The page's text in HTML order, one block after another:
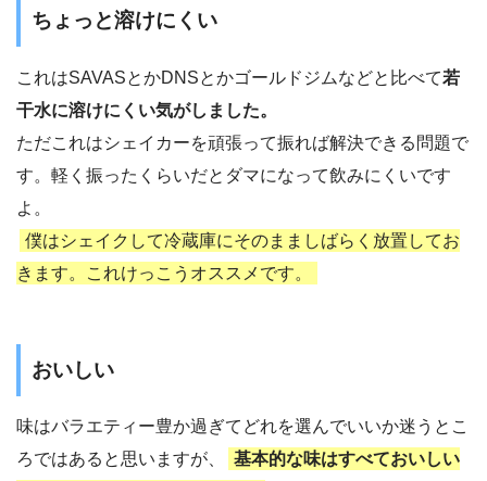
ちょっと溶けにくい
これはSAVASとかDNSとかゴールドジムなどと比べて若
干水に溶けにくい気がしました。
ただこれはシェイカーを頑張って振れば解決できる問題で
す。軽く振ったくらいだとダマになって飲みにくいです
よ。
僕はシェイクして冷蔵庫にそのまましばらく放置してお
きます。これけっこうオススメです。
おいしい
味はバラエティー豊か過ぎてどれを選んでいいか迷うとこ
ろではあると思いますが、
基本的な味はすべておいしい